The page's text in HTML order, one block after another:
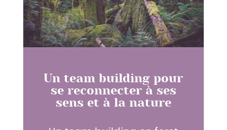
Un team building pour
se reconnecter à ses
sens et à la nature